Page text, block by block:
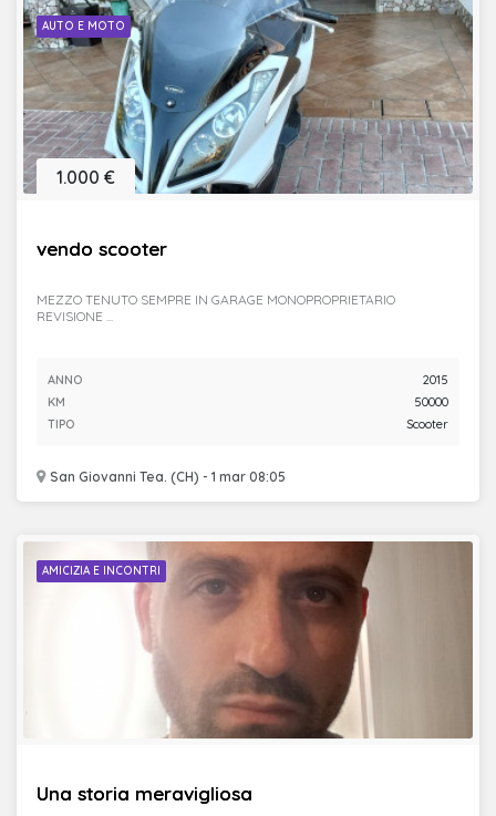
AUTO E MOTO
vendo scooter
San Giovanni Tea. (CH) - 1 mar 08:05
1.000 €
MEZZO TENUTO SEMPRE IN GARAGE MONOPROPRIETARIO
REVISIONE ...
ANNO
2015
KM
50000
TIPO
Scooter
AMICIZIA E INCONTRI
Una storia meravigliosa